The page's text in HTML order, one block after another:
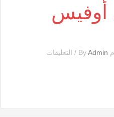
أوفيس
Admin
/ التعليقات